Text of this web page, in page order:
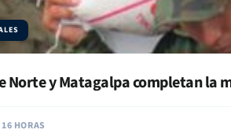
Norte y Matagalpa completan la
HORAS